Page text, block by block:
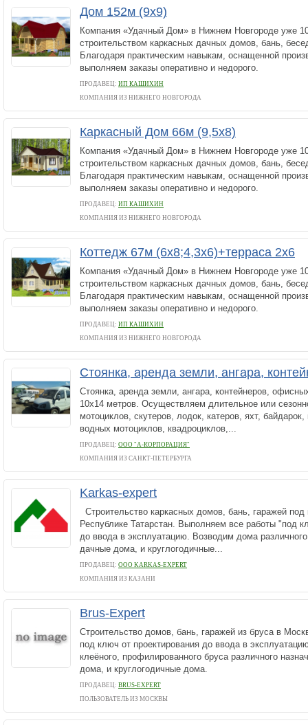
Дом 152м (9х9)
Компания «Удачный Дом» в Нижнем Новгороде уже
строительством каркасных дачных домов, бань,
Благодаря практическим навыкам, оснащенной
выполняем заказы оперативно и недорого.
ПРОДАВЕЦ: ИП КАШИХИН
КОМПАНИЯ ИЗ НИЖНЕГО НОВГОРОДА
Каркасный Дом 66м (9,5х8)
Компания «Удачный Дом» в Нижнем Новгороде уже
строительством каркасных дачных домов, бань,
Благодаря практическим навыкам, оснащенной
выполняем заказы оперативно и недорого.
ПРОДАВЕЦ: ИП КАШИХИН
КОМПАНИЯ ИЗ НИЖНЕГО НОВГОРОДА
Коттедж 67м (6х8;4,3х6)+терраса 2х6
Компания «Удачный Дом» в Нижнем Новгороде уже
строительством каркасных дачных домов, бань,
Благодаря практическим навыкам, оснащенной
выполняем заказы оперативно и недорого.
ПРОДАВЕЦ: ИП КАШИХИН
КОМПАНИЯ ИЗ НИЖНЕГО НОВГОРОДА
Стоянка, аренда земли, ангара,
Стоянка, аренда земли, ангара, контейнеров,
10х14 метров. Осуществляем длительное или
мотоциклов, скутеров, лодок, катеров, яхт,
водных мотоциклов, квадроциклов,...
ПРОДАВЕЦ: ООО "А-КОРПОРАЦИЯ"
КОМПАНИЯ ИЗ САНКТ-ПЕТЕРБУРГА
Karkas-expert
Строительство каркасных домов, бань, гаражей
Республике Татарстан. Выполняем все работы "под
до ввода в эксплуатацию. Возводим дома
дачные дома, и круглогодичные...
ПРОДАВЕЦ: ООО KARKAS-EXPERT
КОМПАНИЯ ИЗ КАЗАНИ
Brus-Expert
Строительство домов, бань, гаражей из бруса в
под ключ от проектирования до ввода в
клеёного, профилированного бруса различного
дома, и круглогодичные дома.
ПРОДАВЕЦ: BRUS-EXPERT
ПОЛЬЗОВАТЕЛЬ ИЗ МОСКВЫ